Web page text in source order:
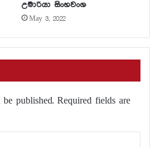
උමාරියා සිංහවංශ
May 3, 2022
published. Required fields are